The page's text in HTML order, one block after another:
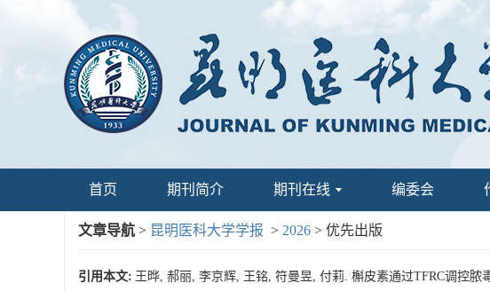
首页 期刊简介 期刊在线 编委会
文章导航 > 昆明医科大学学报 > 2026 > 优先出版
引用本文: 王晔, 郝丽, 李京辉, 王铭, 符曼昱, 付莉. 槲皮素通过TFRC调控